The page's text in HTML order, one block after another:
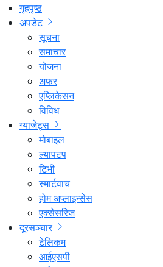
गृहपृष्ठ
अपडेट
सूचना
समाचार
योजना
अफर
एप्लिकेसन
विविध
ग्याजेट्स
मोबाइल
ल्यापटप
टिभी
स्मार्टवाच
होम अप्लाइन्सेस
एक्सेसरिज
दूरसञ्चार
टेलिकम
आईएसपी